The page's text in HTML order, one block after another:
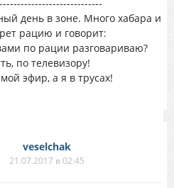
день в зоне. Много хабара и
рацию и говорит:
по рации разговариваю?
по телевизору!
эфир, а я в трусах!
veselchak
21.07.2017 в 02:45